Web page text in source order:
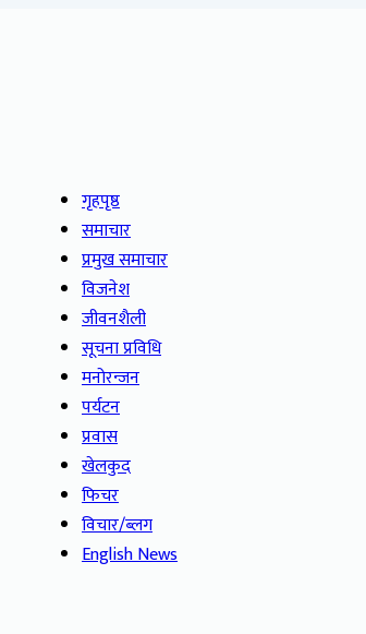
गृहपृष्ठ
समाचार
प्रमुख समाचार
विजनेश
जीवनशैली
सूचना प्रविधि
मनोरन्जन
पर्यटन
प्रवास
खेलकुद
फिचर
विचार/ब्लग
English News